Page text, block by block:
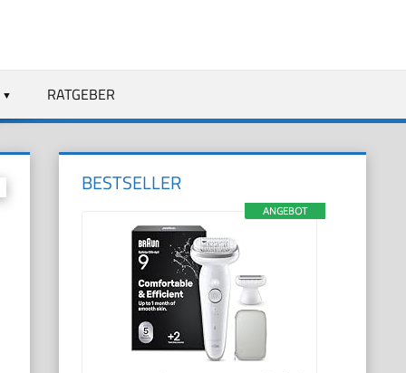
RATGEBER
BESTSELLER
ANGEBOT